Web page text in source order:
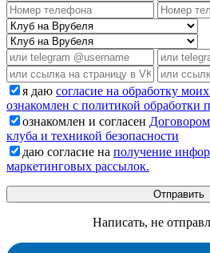
я даю согласие на обработку
ознакомлен с политикой обработки
ознакомлен и согласен
клуба и техникой безопасности
даю согласие на получение
маркетинговых рассылок.
Написать, не